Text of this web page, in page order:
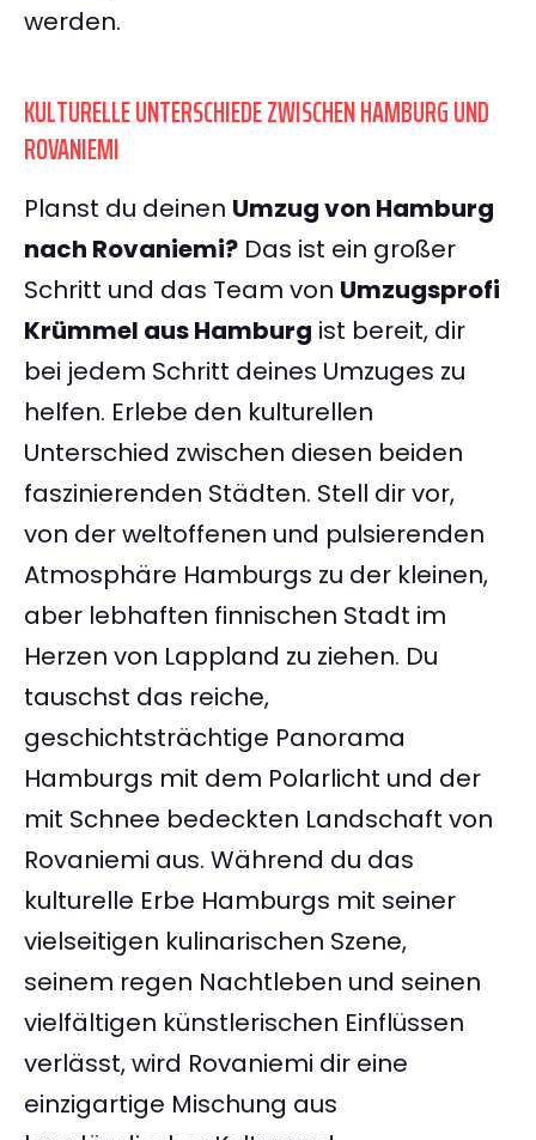
werden.
KULTURELLE UNTERSCHIEDE ZWISCHEN HAMBURG UND
ROVANIEMI
Planst du deinen Umzug von Hamburg
nach Rovaniemi? Das ist ein großer
Schritt und das Team von Umzugsprofi
Krümmel aus Hamburg ist bereit, dir
bei jedem Schritt deines Umzuges zu
helfen. Erlebe den kulturellen
Unterschied zwischen diesen beiden
faszinierenden Städten. Stell dir vor,
von der weltoffenen und pulsierenden
Atmosphäre Hamburgs zu der kleinen,
aber lebhaften finnischen Stadt im
Herzen von Lappland zu ziehen. Du
tauschst das reiche,
geschichtsträchtige Panorama
Hamburgs mit dem Polarlicht und der
mit Schnee bedeckten Landschaft von
Rovaniemi aus. Während du das
kulturelle Erbe Hamburgs mit seiner
vielseitigen kulinarischen Szene,
seinem regen Nachtleben und seinen
vielfältigen künstlerischen Einflüssen
verlässt, wird Rovaniemi dir eine
einzigartige Mischung aus